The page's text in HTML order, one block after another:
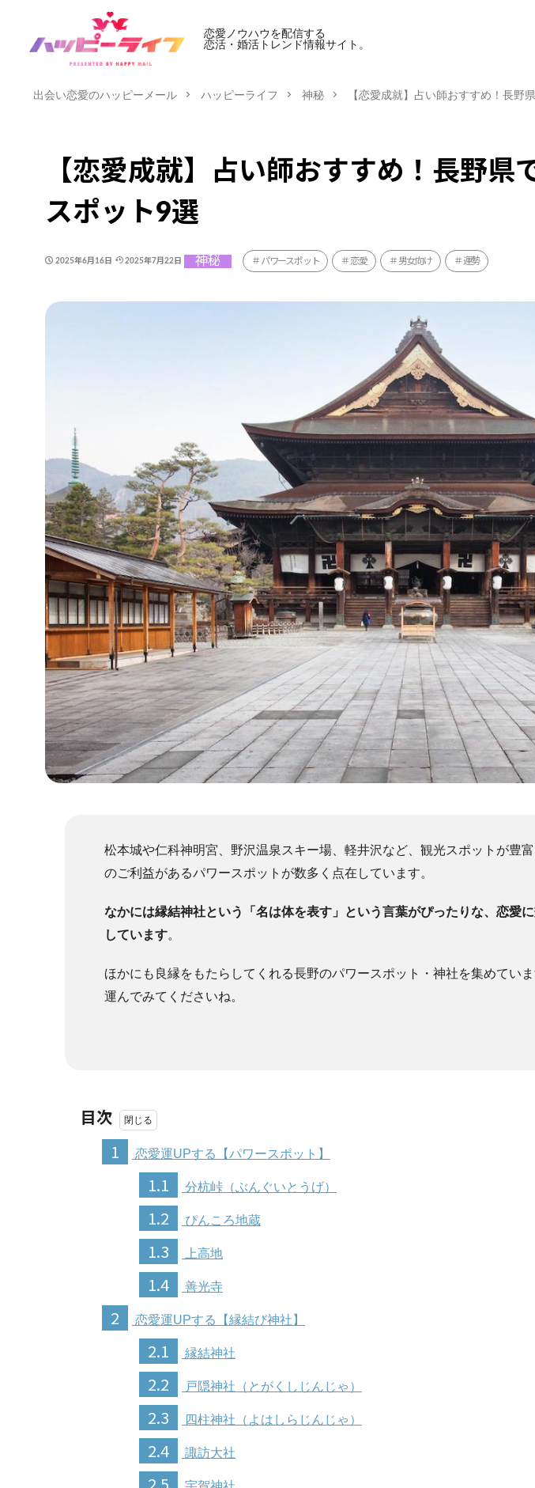
恋愛ノウハウを配信する
恋活・婚活トレンド情報サイト。
出会い恋愛のハッピーメール ハッピーライフ 神秘 【恋愛成就】占い師おすすめ！長野
【恋愛成就】占い師おすすめ！長野県
スポット9選
2025年6月16日 2025年7月22日 神秘 パワースポット 恋愛 男女向け 運勢
松本城や仁科神明宮、野沢温泉スキー場、軽井沢など、観光スポットが豊
のご利益があるパワースポットが数多く点在しています。
なかには縁結神社という「名は体を表す」という言葉がぴったりな、恋愛
しています。
ほかにも良縁をもたらしてくれる長野のパワースポット・神社を集めてい
運んでみてくださいね。
目次
1
恋愛運UPする【パワースポット】
1.1 分杭峠（ぶんぐいとうげ）
1.2 ぴんころ地蔵
1.3 上高地
1.4 善光寺
2 恋愛運UPする【縁結び神社】
2.1 縁結神社
2.2 戸隠神社（とがくしじんじゃ）
2.3 四柱神社（よはしらじんじゃ）
2.4 諏訪大社
2.5